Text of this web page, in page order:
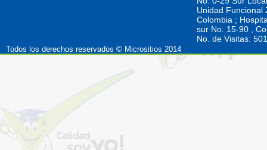
Unidad Funcional
Colombia ;
sur No. 15-90 ,
No. de Visitas:
Todos los derechos reservados © Micrositios 2014